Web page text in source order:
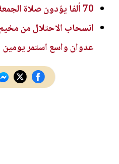
70 ألفا يؤدون صلاة الجمعة في المسجد الأقصى
انسحاب الاحتلال من
عدوان واسع استمر يومين